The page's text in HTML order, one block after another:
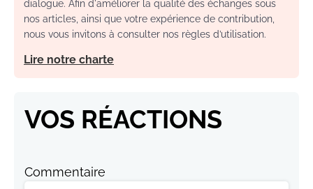
dialogue. Afin d'améliorer la qualité des échanges sous
nos articles, ainsi que votre expérience de contribution,
nous vous invitons à consulter nos règles d’utilisation.
Lire notre charte
VOS RÉACTIONS
Commentaire